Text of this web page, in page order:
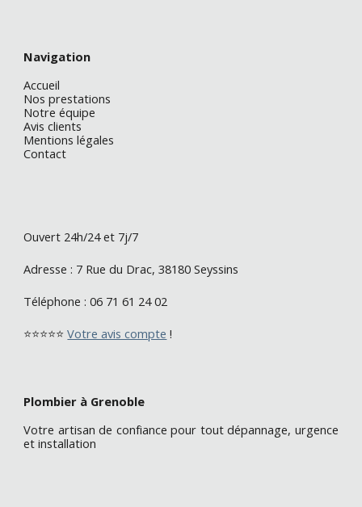
Navigation
Accueil
Nos prestations
Notre équipe
Avis clients
Mentions légales
Contact
Ouvert 24h/24 et 7j/7
Adresse : 7 Rue du Drac, 38180 Seyssins
Téléphone :06 71 61 24 02
⭐⭐⭐⭐⭐Votre avis compte !
Plombier à Grenoble
Votre artisan de confiance pour tout dépannage, urgence
et installation